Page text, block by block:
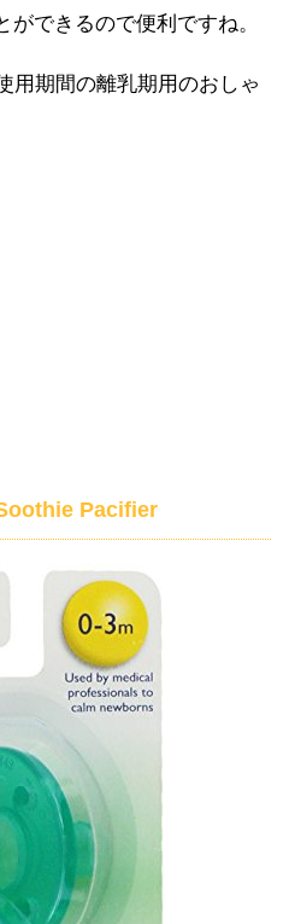
できるので便利ですね。
用期間の離乳期用のおしゃ
Pacifier